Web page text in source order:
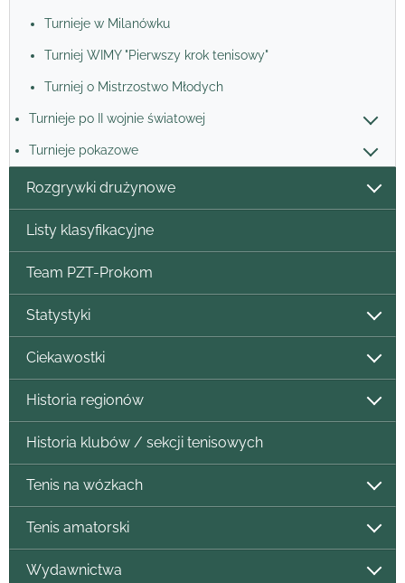
Turnieje w Milanówku
Turniej WIMY "Pierwszy krok tenisowy"
Turniej o Mistrzostwo Młodych
Turnieje po II wojnie światowej
Turnieje pokazowe
Rozgrywki drużynowe
Listy klasyfikacyjne
Team PZT-Prokom
Statystyki
Ciekawostki
Historia regionów
Historia klubów / sekcji tenisowych
Tenis na wózkach
Tenis amatorski
Wydawnictwa